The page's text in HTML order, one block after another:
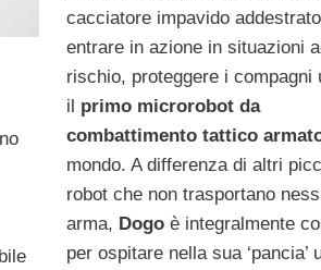
cacciatore impavido
entrare in azione in situazioni
rischio, proteggere i compagni
il primo microrobot da
combattimento tattico
mondo. A differenza di altri
robot che non trasportano
arma, Dogoè integralmente
per ospitare nella sua ‘pancia’